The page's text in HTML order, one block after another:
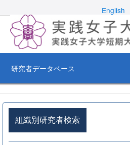
English
研究者データベース
組織別研究者検索